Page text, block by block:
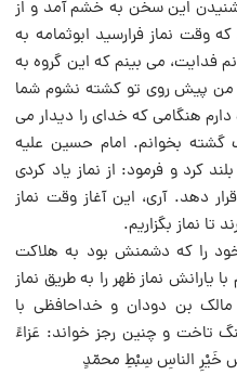
شنیدن این سخن به خشم آمد و از
وقت نماز فرارسید ابوثمامه به
فدایت، مى بینم که این گروه به
من پیش روى تو کشته نشوم شما
هنگامى که خداى را دیدار مى
گشته بخوانم. امام حسین علیه
کرد و فرمود: از نماز یاد کردى
دهد. آرى، این آغاز وقت نماز
تا نماز بگزاریم.
خود را که دشمنش بود به هلاکت
نماز ظهر را به طریق نماز
بن دودان و خداحافظى با
تاخت و چنین رجز خواند: عَزاءً
الناسِ سِبْطِ محمّدٍ